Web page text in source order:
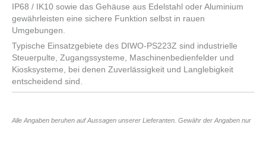
IP68 / IK10 sowie das Gehäuse aus Edelstahl oder Aluminium
gewährleisten eine sichere Funktion selbst in rauen
Umgebungen.
Typische Einsatzgebiete des DIWO-PS223Z sind industrielle
Steuerpulte, Zugangssysteme, Maschinenbedienfelder und
Kiosksysteme, bei denen Zuverlässigkeit und Langlebigkeit
entscheidend sind.
Alle Angaben beruhen auf Aussagen unserer Lieferanten. Gewähr der Angaben nur